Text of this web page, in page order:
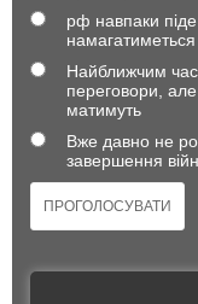
рф навпаки
Найближчим
переговори,
матимуть
Вже давно не
завершення